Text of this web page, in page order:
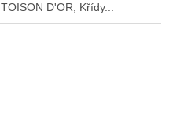
TOISON D'OR, Křídy...